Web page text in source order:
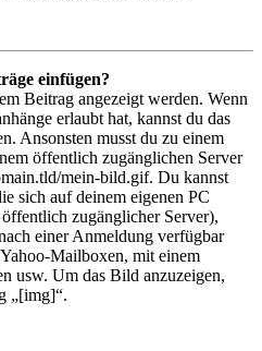
einfügen?
Beitrag angezeigt werden. Wenn
erlaubt hat, kannst du das
Ansonsten musst du zu einem
öffentlich zugänglichen Server
mein-bild.gif. Du kannst
sich auf deinem eigenen PC
zugänglicher Server),
einer Anmeldung verfügbar
Mailboxen, mit einem
usw. Um das Bild anzuzeigen,
„[img]“.